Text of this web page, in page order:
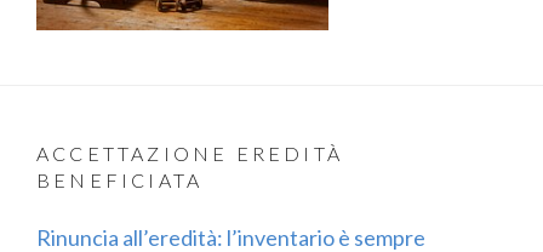
ACCETTAZIONE EREDITÀ
BENEFICIATA
Rinuncia all’eredità: l’inventario è sempre